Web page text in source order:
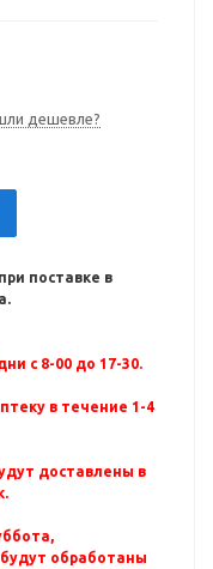
дешевле?
поставке в
с 8-00 до 17-30.
в течение 1-4
доставлены в
обработаны